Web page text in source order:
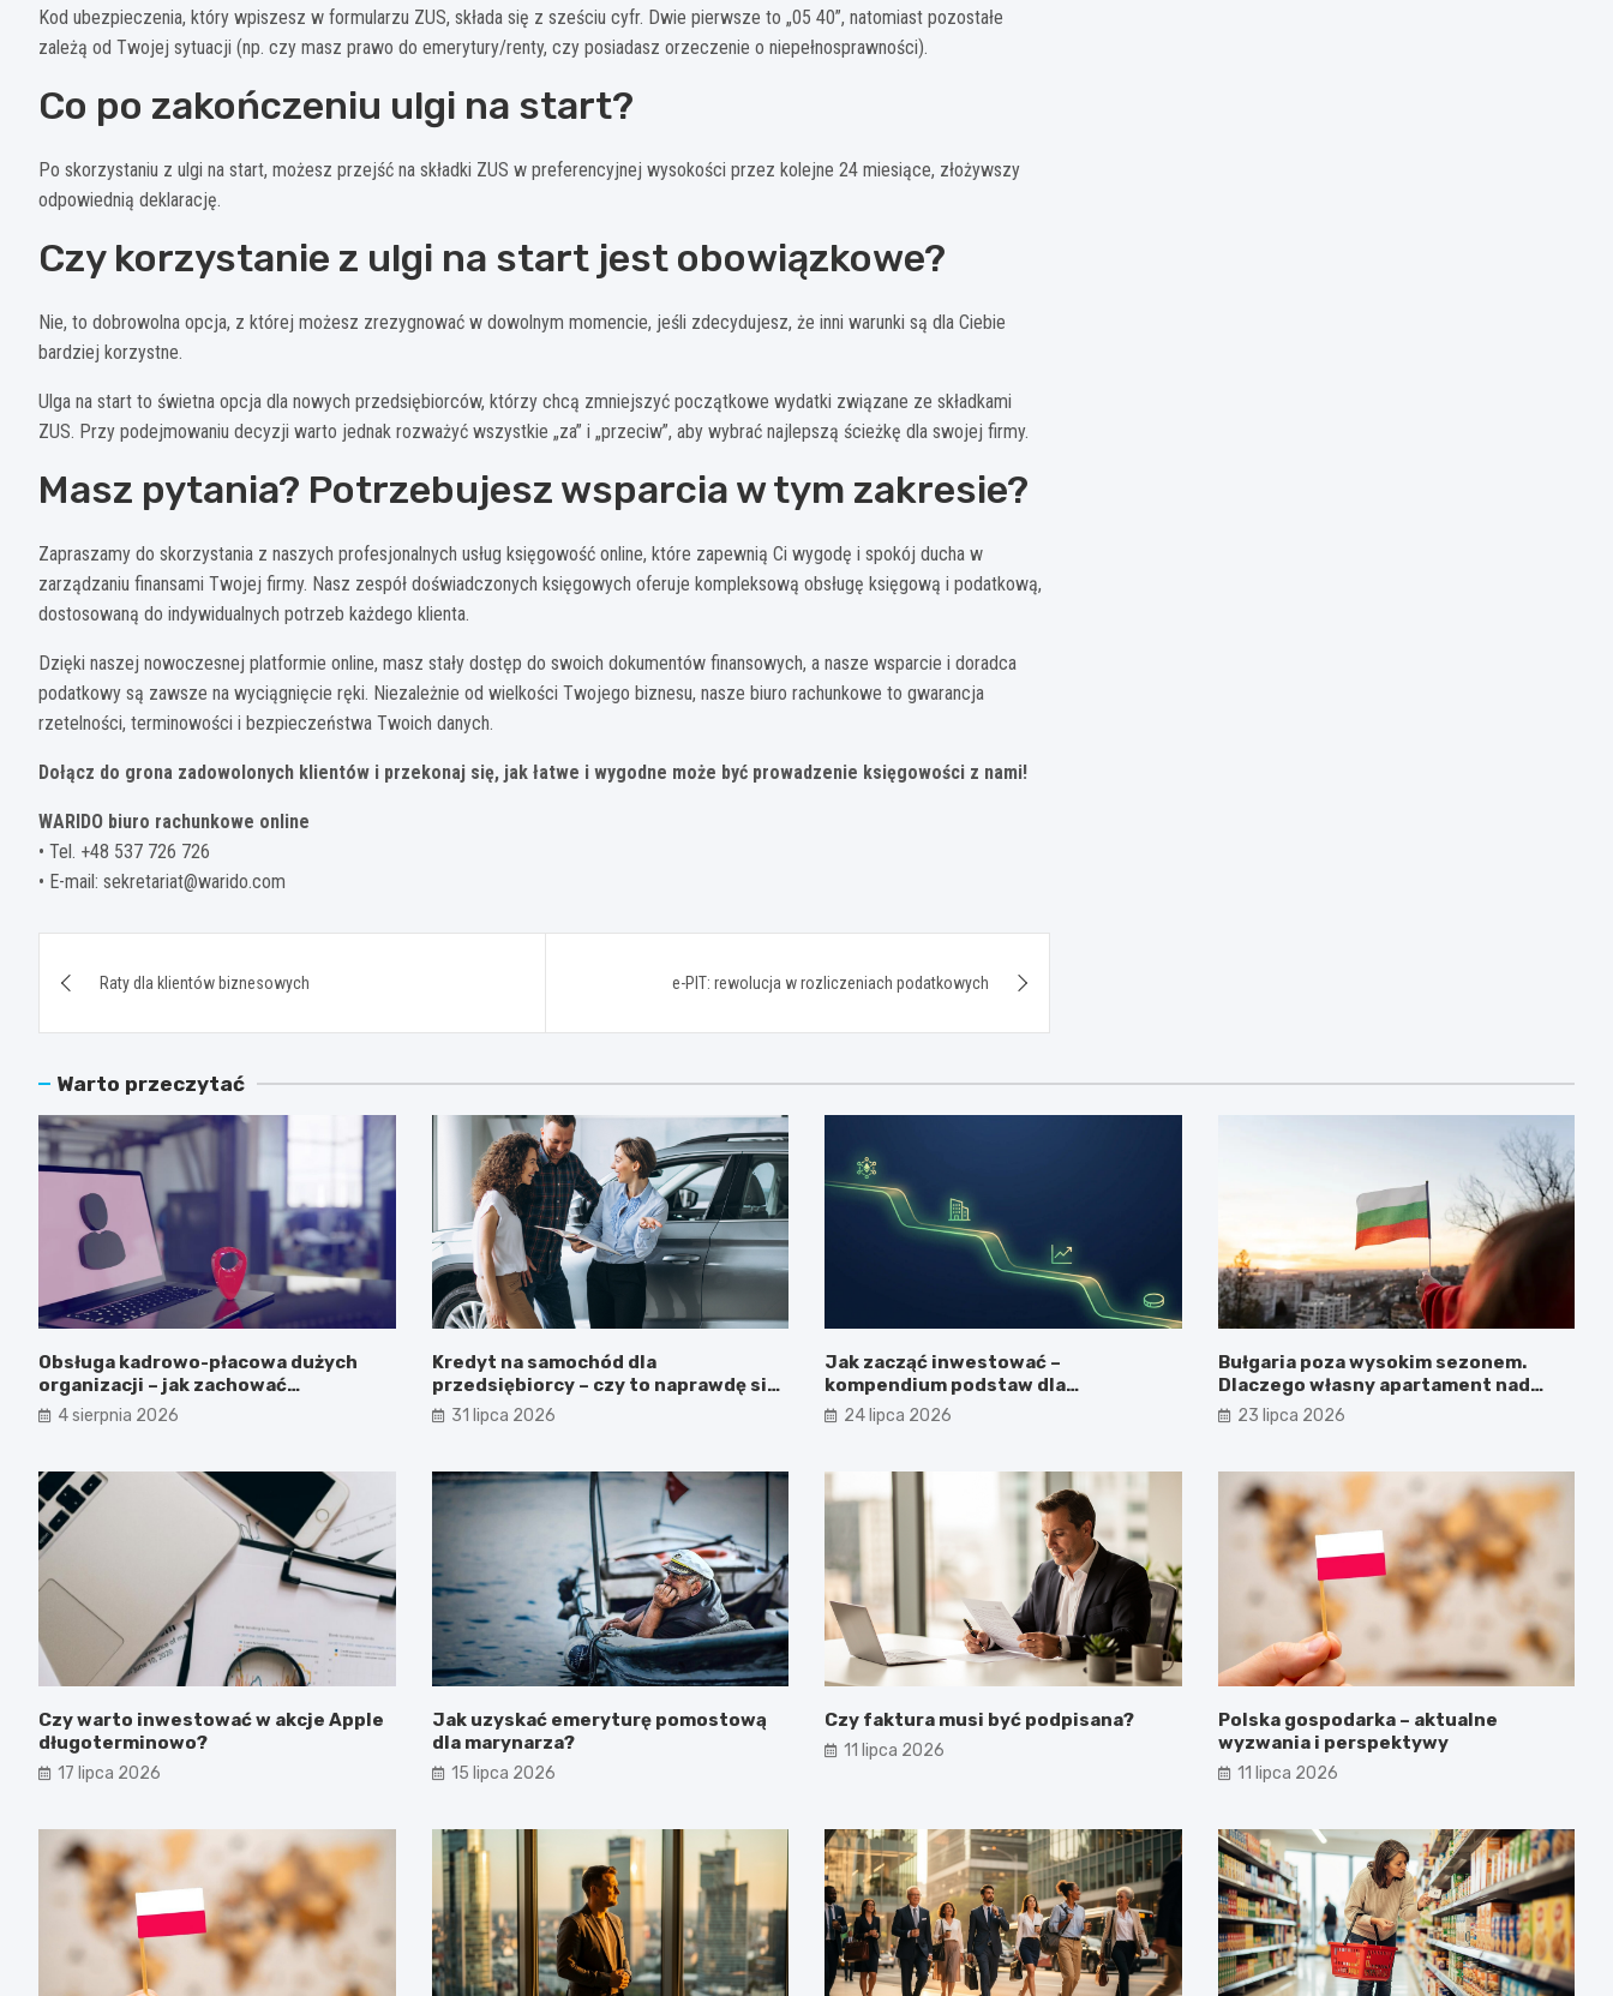
Kod ubezpieczenia, który wpiszesz w formularzu ZUS, składa się z sześciu cyfr. Dwie pierwsze to „05 40”, natomiast pozostałe
zależą od Twojej sytuacji (np. czy masz prawo do emerytury/renty, czy posiadasz orzeczenie o niepełnosprawności).
Co po zakończeniu ulgi na start?
Po skorzystaniu z ulgi na start, możesz przejść na składki ZUS w preferencyjnej wysokości przez kolejne 24 miesiące, złożywszy
odpowiednią deklarację.
Czy korzystanie z ulgi na start jest obowiązkowe?
Nie, to dobrowolna opcja, z której możesz zrezygnować w dowolnym momencie, jeśli zdecydujesz, że inni warunki są dla Ciebie
bardziej korzystne.
Ulga na start to świetna opcja dla nowych przedsiębiorców, którzy chcą zmniejszyć początkowe wydatki związane ze składkami
ZUS. Przy podejmowaniu decyzji warto jednak rozważyć wszystkie „za” i „przeciw”, aby wybrać najlepszą ścieżkę dla swojej firmy.
Masz pytania? Potrzebujesz wsparcia w tym zakresie?
Zapraszamy do skorzystania z naszych profesjonalnych usług księgowość online, które zapewnią Ci wygodę i spokój ducha w
zarządzaniu finansami Twojej firmy. Nasz zespół doświadczonych księgowych oferuje kompleksową obsługę księgową i podatkową,
dostosowaną do indywidualnych potrzeb każdego klienta.
Dzięki naszej nowoczesnej platformie online, masz stały dostęp do swoich dokumentów finansowych, a nasze wsparcie i doradca
podatkowy są zawsze na wyciągnięcie ręki. Niezależnie od wielkości Twojego biznesu, nasze biuro rachunkowe to gwarancja
rzetelności, terminowości i bezpieczeństwa Twoich danych.
Dołącz do grona zadowolonych klientów i przekonaj się, jak łatwe i wygodne może być prowadzenie księgowości z nami!
WARIDO biuro rachunkowe online
• Tel. +48 537 726 726
• E-mail: sekretariat@warido.com
wpisuRaty dla klientów biznesowych e-PIT: rewolucja w rozliczeniach podatkowych
Warto przeczytać
Obsługa kadrowo-płacowa dużych
organizacji – jak zachować
skalowalność?
4 sierpnia 2026
Kredyt na samochód dla
przedsiębiorcy – czy to naprawdę się
opłaca?
31 lipca 2026
Jak zacząć inwestować –
kompendium podstaw dla
początkujących
24 lipca 2026
Bułgaria poza wysokim sezonem.
Dlaczego własny apartament nad
Morzem Czarnym opłaca się nie tylko
latem?
23 lipca 2026
Czy warto inwestować w akcje Apple
długoterminowo?
17 lipca 2026
Jak uzyskać emeryturę pomostową
dla marynarza?
15 lipca 2026
Czy faktura musi być podpisana?
11 lipca 2026
Polska gospodarka – aktualne
wyzwania i perspektywy
11 lipca 2026